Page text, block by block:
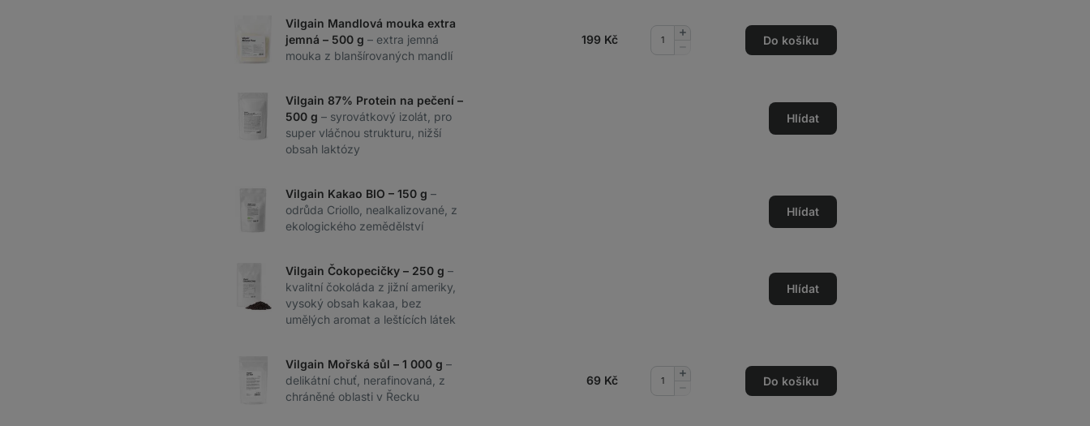
Vilgain Mandlová mouka extra
jemná – 500 g – extra jemná
mouka z blanšírovaných mandlí
199 Kč
Přidat
Do košíku
Vilgain 87% Protein na pečení –
500 g – syrovátkový izolát, pro
super vláčnou strukturu, nižší
obsah laktózy
Hlídat
Vilgain Kakao BIO – 150 g –
odrůda Criollo, nealkalizované, z
ekologického zemědělství
Hlídat
Vilgain Čokopecičky – 250 g –
kvalitní čokoláda z jižní ameriky,
vysoký obsah kakaa, bez
umělých aromat a leštících látek
Hlídat
Vilgain Mořská sůl – 1 000 g –
delikátní chuť, nerafinovaná, z
chráněné oblasti v Řecku
69 Kč
Přidat
Do košíku